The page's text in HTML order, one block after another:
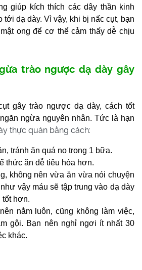
giúp kích thích các dây thần kinh
tới dạ dày. Vì vậy, khi bị nấc cụt, bạn
ong để cơ thể cảm thấy dễ chịu
trào ngược dạ dày gây
gây trào ngược dạ dày, cách tốt
ngừa nguyên nhân. Tức là hạn
thực quản bằng cách:
tránh ăn quá no trong 1 bữa.
thức ăn dễ tiêu hóa hơn.
không nên vừa ăn vừa nói chuyện
vậy máu sẽ tập trung vào dạ dày
tốt hơn.
nằm luôn, cũng không làm việc,
gội. Bạn nên nghỉ ngơi ít nhất 30
khác.